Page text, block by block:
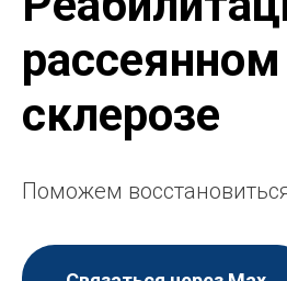
рассеянном
склерозе
Поможем